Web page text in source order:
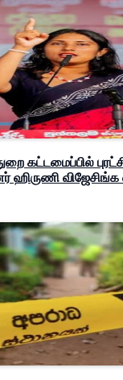
கட்டமைப்பில்
ஹிருணி விஜேசிங்க